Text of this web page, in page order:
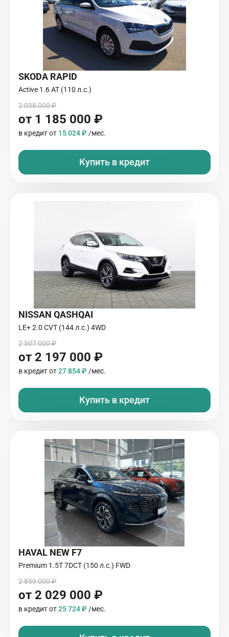
SKODA RAPID
Active 1.6 AT (110 л.с.)
2 038 000 ₽
от 1 185 000 ₽
в кредит от 15 024 ₽ /мес.
Купить в кредит
NISSAN QASHQAI
LE+ 2.0 CVT (144 л.с.) 4WD
2 507 000 ₽
от 2 197 000 ₽
в кредит от27 854 ₽ /мес.
Купить в кредит
HAVAL NEW F7
Premium 1.5T 7DCT (150 л.с.) FWD
2 859 000 ₽
от 2 029 000 ₽
в кредит от25 724 ₽ /мес.